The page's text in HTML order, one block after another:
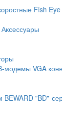
Fish Eye
Аксессуары
модемы VGA
"BD"-